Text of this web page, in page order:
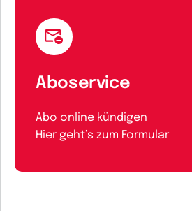
Aboservice
Abo online kündigen
Hier geht’s zum Formular